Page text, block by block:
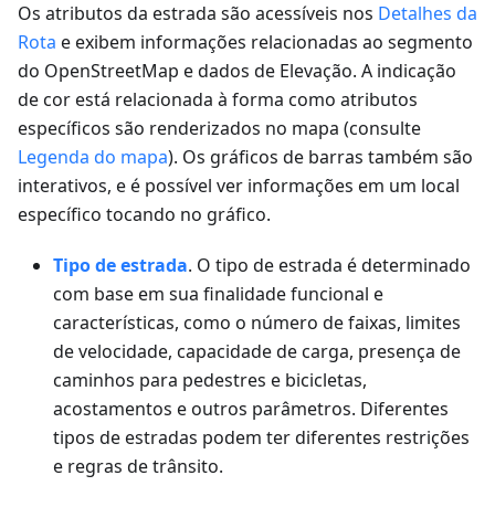
Os atributos da estrada são acessíveis nos Detalhes da
Rota e exibem informações relacionadas ao segmento
do OpenStreetMap e dados de Elevação. A indicação
de cor está relacionada à forma como atributos
específicos são renderizados no mapa (consulte
Legenda do mapa). Os gráficos de barras também são
interativos, e é possível ver informações em um local
específico tocando no gráfico.
Tipo de estrada. O tipo de estrada é determinado
com base em sua finalidade funcional e
características, como o número de faixas, limites
de velocidade, capacidade de carga, presença de
caminhos para pedestres e bicicletas,
acostamentos e outros parâmetros. Diferentes
tipos de estradas podem ter diferentes restrições
e regras de trânsito.